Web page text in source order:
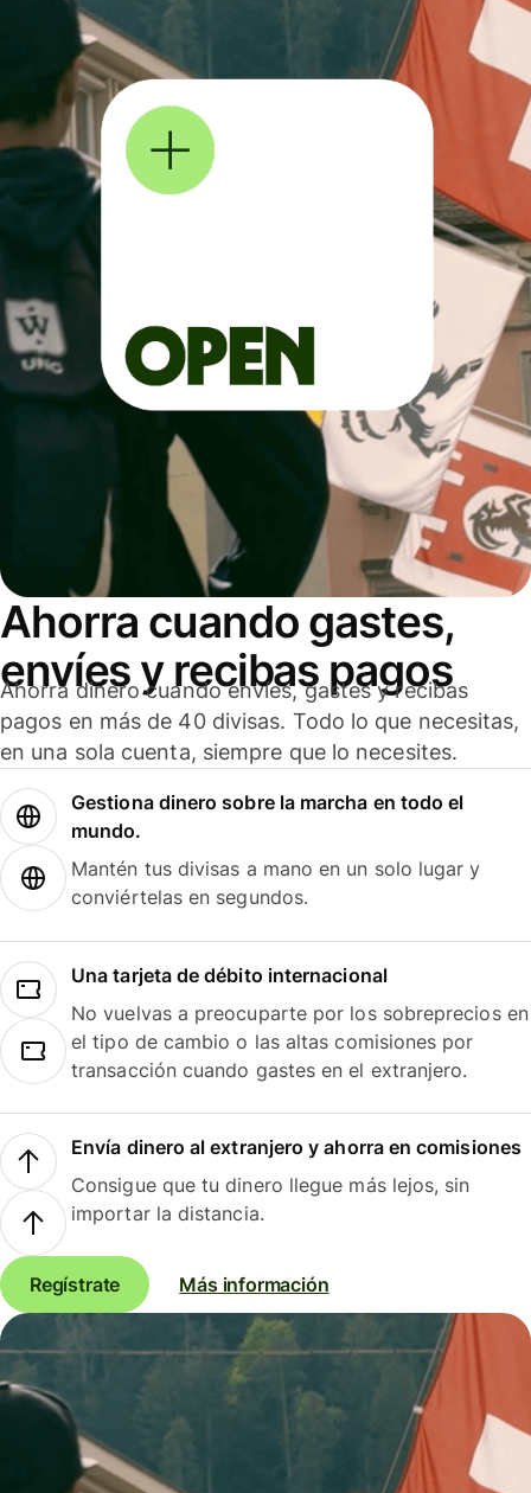
Ahorra cuando gastes,
envíes y recibas pagos
Ahorra dinero cuando envíes, gastes y recibas
pagos en más de 40 divisas. Todo lo que necesitas,
en una sola cuenta, siempre que lo necesites.
Gestiona dinero sobre la marcha en todo el
mundo.
Mantén tus divisas a mano en un solo lugar y
conviértelas en segundos.
Una tarjeta de débito internacional
No vuelvas a preocuparte por los sobreprecios en
el tipo de cambio o las altas comisiones por
transacción cuando gastes en el extranjero.
Envía dinero al extranjero y ahorra en comisiones
Consigue que tu dinero llegue más lejos, sin
importar la distancia.
Regístrate Más información